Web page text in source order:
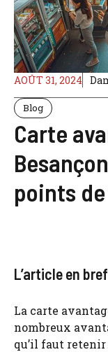
AOÛT 31, 2024
Blog
Carte
points
L’article en bref
La carte
nombreux
qu’il faut retenir